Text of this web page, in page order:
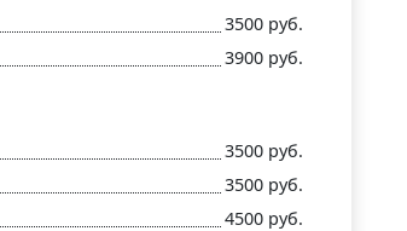
3500 руб.
3900 руб.
3500 руб.
3500 руб.
4500 руб.